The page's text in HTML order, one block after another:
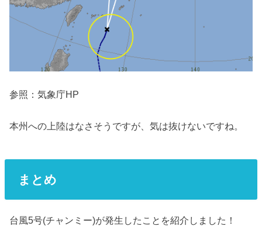
参照：気象庁HP
本州への上陸はなさそうですが、気は抜けないですね。
まとめ
台風5号(チャンミー)が発生したことを紹介しました！